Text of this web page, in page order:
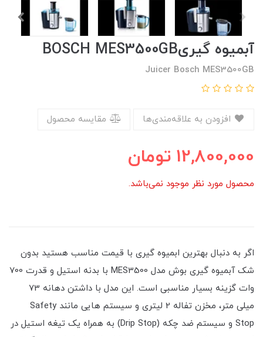
آبمیوه گیریBOSCH MES3500GB
Juicer Bosch MES3500GB
مقایسه محصول
12,800,000 تومان
محصول مورد نظر موجود نمی‌باشد.
اگر به دنبال بهترین ابمیوه گیری با قیمت مناسب هستید بدون
شک آبمیوه گیری بوش مدل MES3500 با بدنه استیل و قدرت 700
وات گزینه بسیار مناسبی است. این مدل با داشتن دهانه 73
میلی متر، مخزن تفاله 2 لیتری و سیستم هایی مانند Safety
Stop و سیستم ضد چکه (Drip Stop) به همراه یک تیغه استیل در